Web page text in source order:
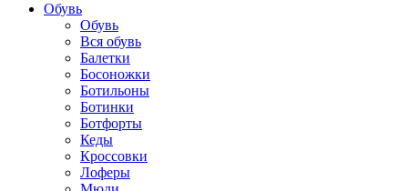
Обувь
Обувь
Вся обувь
Балетки
Босоножки
Ботильоны
Ботинки
Ботфорты
Кеды
Кроссовки
Лоферы